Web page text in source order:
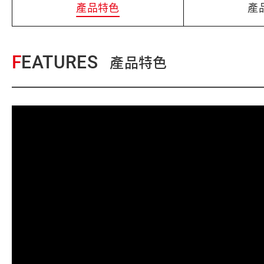
產品特色 產
FEATURES 產品特色